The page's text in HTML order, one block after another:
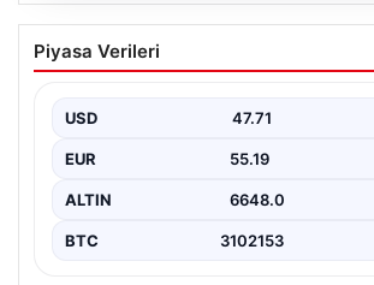
13 Nisan 2026 Altın Fiyatları
Güncelleme: Gram, Çeyrek,
Altın piyasalarda hafta başında tansiyon
beklenen…
Piyasa Verileri
USD 47.71
EUR 55.19
ALTIN 6648.0
BTC 3102153